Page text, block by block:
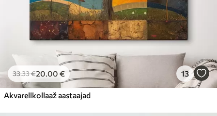
33.33€20.00 € 13
Akvarellkollaaž aastaajad